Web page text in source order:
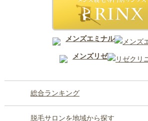
メンズエミナル
メンズリゼ
総合ランキング
脱毛サロンを地域から探す